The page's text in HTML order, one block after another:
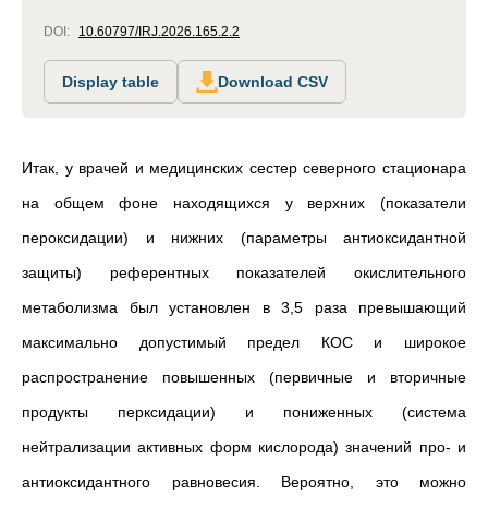
DOI: 10.60797/IRJ.2026.165.2.2
Display table Download CSV
Итак, у врачей и медицинских сестер северного стационара
на общем фоне находящихся у верхних (показатели
пероксидации) и нижних (параметры антиоксидантной
защиты) референтных показателей окислительного
метаболизма был установлен в 3,5 раза превышающий
максимально допустимый предел КОС и широкое
распространение повышенных (первичные и вторичные
продукты перксидации) и пониженных (система
нейтрализации активных форм кислорода) значений про- и
антиоксидантного равновесия. Вероятно, это можно